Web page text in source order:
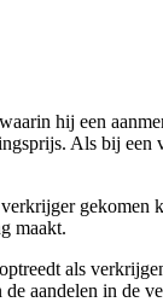
hij een
Als bij
gekomen
maakt.
als
aandelen in de